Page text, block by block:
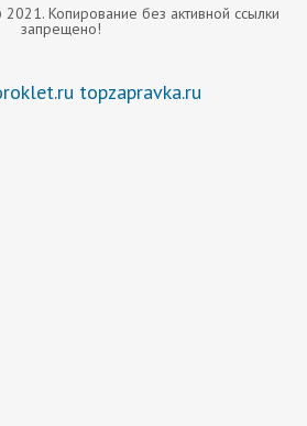
Копирование без активной ссылки
запрещено!
topzapravka.ru